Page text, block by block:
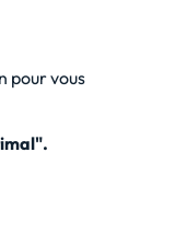
pour vous
.